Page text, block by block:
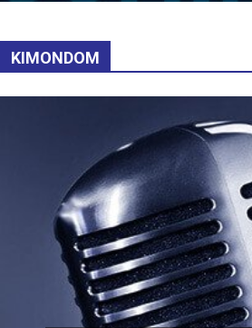
KIMONDOM